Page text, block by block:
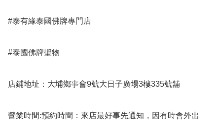
#泰有緣泰國佛牌專門店
#泰國佛牌聖物
店鋪地址：大埔鄉事會9號大日子廣場3樓335號舖
營業時間:預約時間：來店最好事先通知，因有時會外出